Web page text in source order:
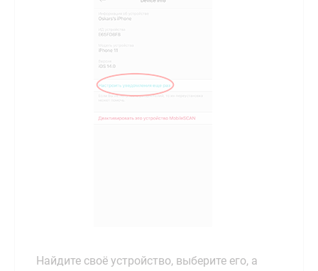
Найдите своё устройство, выберите его, а